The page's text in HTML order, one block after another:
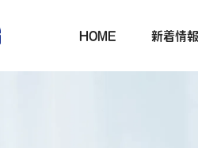
HOME 新着情報